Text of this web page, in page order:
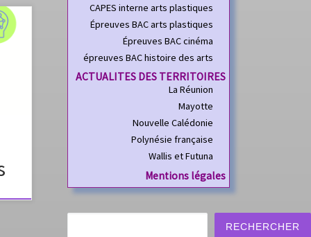
CAPES interne arts plastiques
Épreuves BAC arts plastiques
Épreuves BAC cinéma
épreuves BAC histoire des arts
ACTUALITES DES TERRITOIRES
La Réunion
Mayotte
Nouvelle Calédonie
Polynésie française
Wallis et Futuna
Mentions légales
RECHERCHER